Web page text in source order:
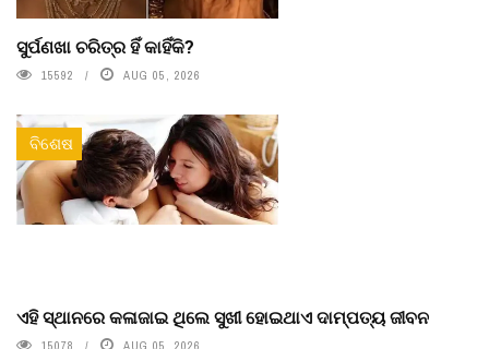
ସୁର୍ପଣଖା ଚରିତ୍ର ହିଁ କାହିଁକି?
15592 AUG 05, 2026
ବିଶେଷ
ଏହି ସ୍ଥାନରେ କଳାଜାଇ ଥିଲେ ସୁଖୀ ହୋଇଥାଏ ଦାମ୍ପତ୍ୟ ଜୀବନ
15078 AUG 05, 2026